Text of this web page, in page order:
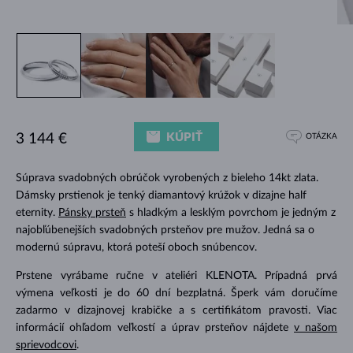
Súprava svadobných obrúčok vyrobených z bieleho 14kt zlata.
Dámsky prstienok je tenký diamantový krúžok v dizajne half
eternity. Pánsky prsteň s hladkým a lesklým povrchom je jedným z
najobľúbenejších svadobných prsteňov pre mužov. Jedná sa o
modernú súpravu, ktorá poteší oboch snúbencov.
Prstene vyrábame ručne v ateliéri KLENOTA. Prípadná prvá
výmena veľkosti je do 60 dní bezplatná. Šperk vám doručíme
zadarmo v dizajnovej krabičke a s certifikátom pravosti. Viac
informácií ohľadom veľkostí a úprav prsteňov nájdetev našom
sprievodcovi.
3 144 € KÚPIŤ OTÁZKA